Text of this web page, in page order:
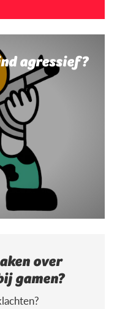
agressief?
over
gamen?